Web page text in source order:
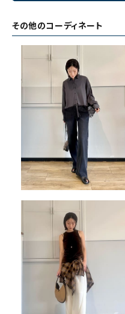
その他のコーディネート